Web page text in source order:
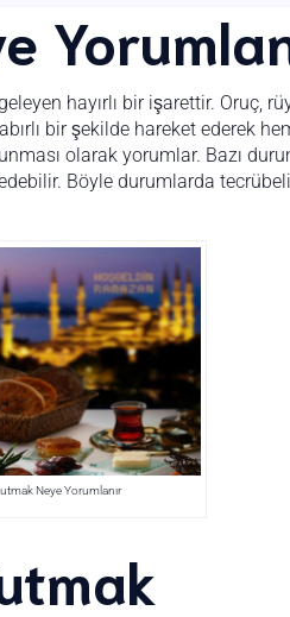
hayırlı bir işarettir. Oruç,
bir şekilde hareket ederek
olarak yorumlar. Bazı
Böyle durumlarda
Neye Yorumlanır